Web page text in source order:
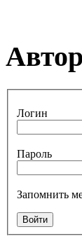
Логин
Пароль
Запомнить